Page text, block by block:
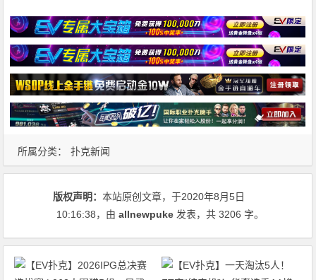
所属分类： 扑克新闻
版权声明：本站原创文章，于2020年8月5日
10:16:38，由allnewpuke 发表，共 3206 字。